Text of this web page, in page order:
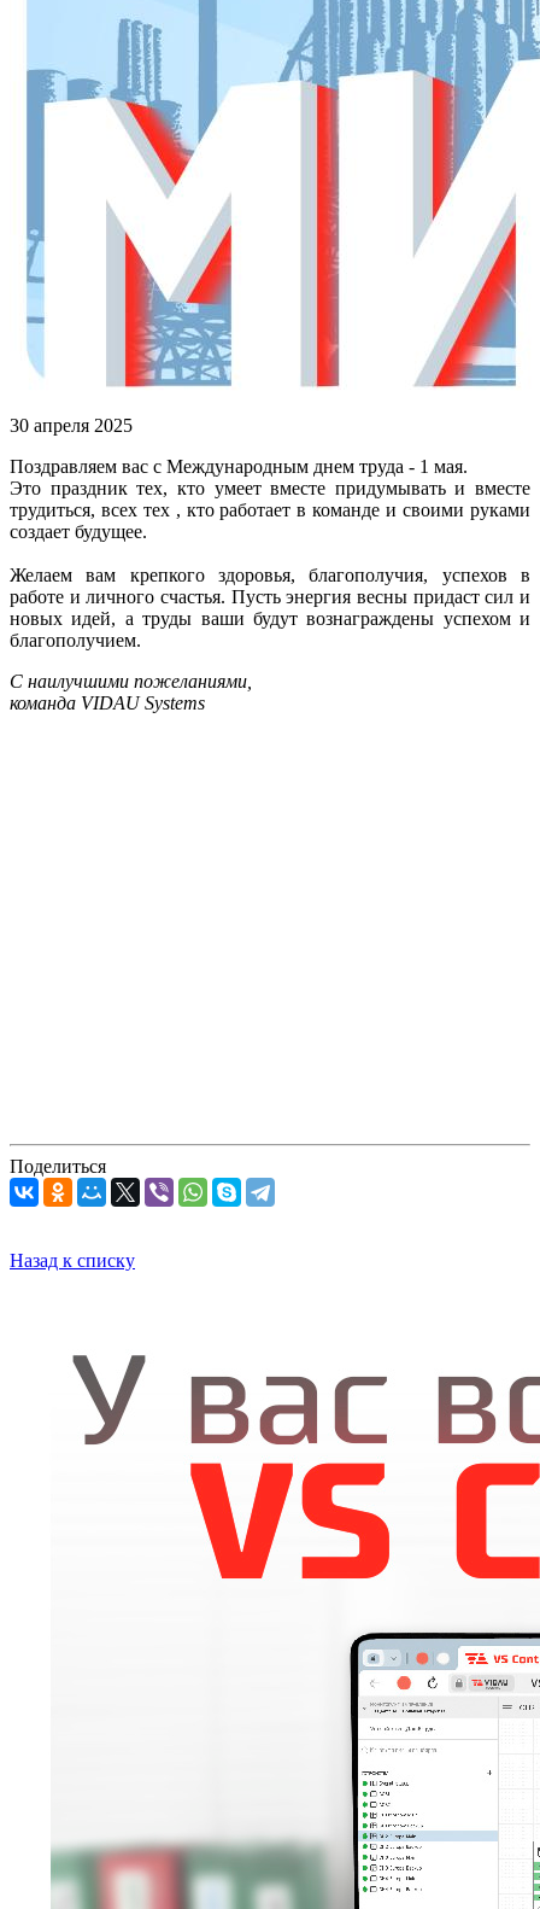
30 апреля 2025
Поздравляем вас с Международным днем труда - 1 мая.
Это праздник тех, кто умеет вместе придумывать и вместе
трудиться, всех тех , кто работает в команде и своими руками
создает будущее.
Желаем вам крепкого здоровья, благополучия, успехов в
работе и личного счастья. Пусть энергия весны придаст сил и
новых идей, а труды ваши будут вознаграждены успехом и
благополучием.
С наилучшими пожеланиями,
команда VIDAU Systems
Поделиться
Назад к списку